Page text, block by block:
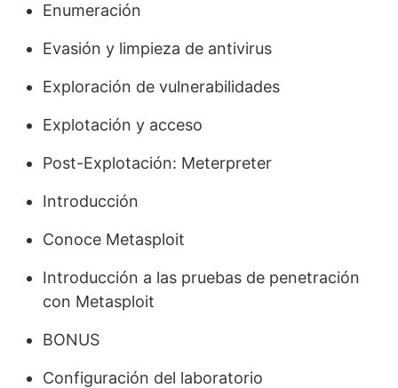
Enumeración
Evasión y limpieza de antivirus
Exploración de vulnerabilidades
Explotación y acceso
Post-Explotación: Meterpreter
Introducción
Conoce Metasploit
Introducción a las pruebas de penetración
con Metasploit
BONUS
Configuración del laboratorio